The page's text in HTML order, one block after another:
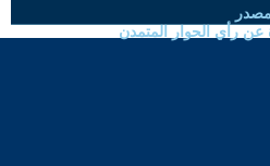
عن رأي الحوار المتمدن